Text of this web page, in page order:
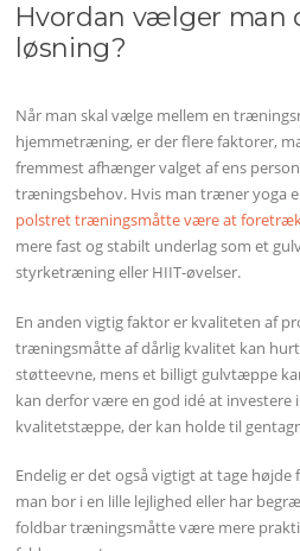
Hvordan vælger man
løsning?
Når man skal vælge mellem en
hjemmetræning, er der flere faktorer,
fremmest afhænger valget af ens
træningsbehov. Hvis man træner yoga
polstret træningsmåtte være at
mere fast og stabilt underlag som et
styrketræning eller HIIT-øvelser.
En anden vigtig faktor er kvaliteten af
træningsmåtte af dårlig kvalitet kan
støtteevne, mens et billigt gulvtæppe
kan derfor være en god idé at investere
kvalitetstæppe, der kan holde til
Endelig er det også vigtigt at tage
man bor i en lille lejlighed eller har
foldbar træningsmåtte være mere